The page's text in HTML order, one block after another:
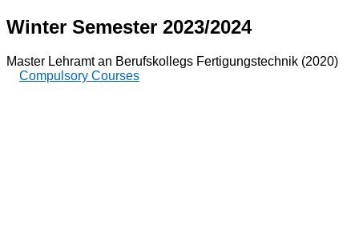
Winter Semester 2023/2024
Master Lehramt an Berufskollegs Fertigungstechnik (2020)
Compulsory Courses